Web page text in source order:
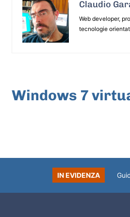
Claudio
Web developer,
tecnologie
Windows 7
IN EVIDENZA